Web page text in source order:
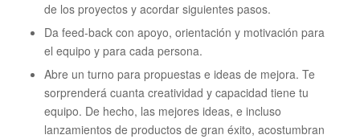
de los proyectos y acordar siguientes pasos.
Da feed-back con apoyo, orientación y motivación para
el equipo y para cada persona.
Abre un turno para propuestas e ideas de mejora. Te
sorprenderá cuanta creatividad y capacidad tiene tu
equipo. De hecho, las mejores ideas, e incluso
lanzamientos de productos de gran éxito, acostumbran